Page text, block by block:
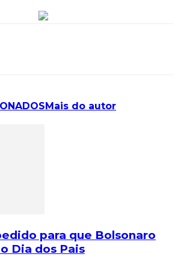
Mais do autor
para que Bolsonaro
Dia dos Pais